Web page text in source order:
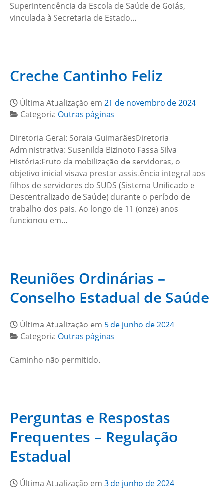
Superintendência da Escola de Saúde de Goiás,
vinculada à Secretaria de Estado…
Creche Cantinho Feliz
Última Atualização em 21 de novembro de 2024
Categoria Outras páginas
Diretoria Geral: Soraia GuimarãesDiretoria
Administrativa: Susenilda Bizinoto Fassa Silva
História:Fruto da mobilização de servidoras, o
objetivo inicial visava prestar assistência integral aos
filhos de servidores do SUDS (Sistema Unificado e
Descentralizado de Saúde) durante o período de
trabalho dos pais. Ao longo de 11 (onze) anos
funcionou em…
Reuniões Ordinárias –
Conselho Estadual de Saúde
Última Atualização em 5 de junho de 2024
Categoria Outras páginas
Caminho não permitido.
Perguntas e Respostas
Frequentes – Regulação
Estadual
Última Atualização em 3 de junho de 2024